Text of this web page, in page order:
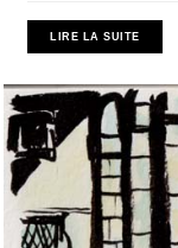
LIRE LA SUITE